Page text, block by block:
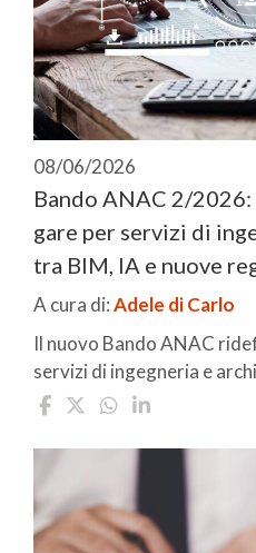
08/06/2026
Bando ANAC 2/
gare per servizi di
tra BIM, IA e nuove
A cura di:Adele di Carlo
Il nuovo Bando ANAC
servizi di ingegneria e